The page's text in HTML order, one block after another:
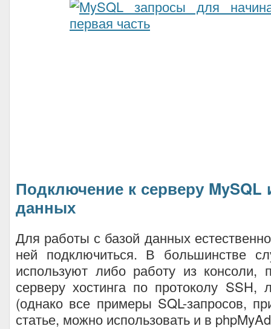
Подключение к серверу
данных
Для работы с базой данных
ней подключиться. В большинстве
используют либо работу из консоли,
серверу хостинга по протоколу SSH,
(однако все примеры SQL-запросов,
статье, можно использовать и в